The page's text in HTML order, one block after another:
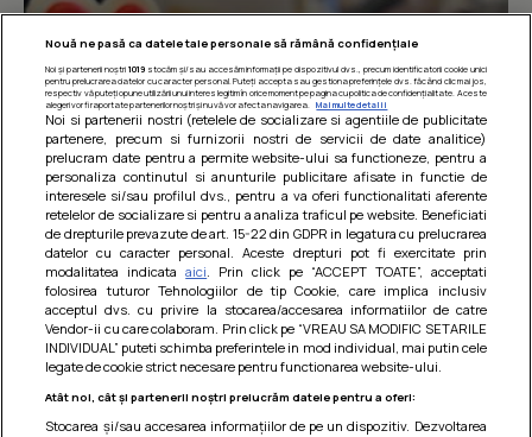
Barcute din vinete cu arpagic rosu
Un deliciu usor de preparat!
Nouă ne pasă ca datele tale personale să rămână confidențiale
Noi și partenerii noștri 1019stocăm și/sau accesăm informații pe dispozitivul dvs., precum identificatorii cookie unici
pentru prelucrarea datelor cu caracter personal. Puteți accepta sau gestiona preferințele dvs. făcând clic mai jos,
respectiv vă puteți opune utilizării unui interes legitim în orice moment pe pagina cu politica de confidențialitate. Aceste
alegeri vor fi raportate partenerilor noștri și nu vă vor afecta navigarea.
Mai multe detalii
Noi si partenerii nostri (retelele de socializare si agentiile de publicitate
partenere, precum si furnizorii nostri de servicii de date analitice)
prelucram date pentru a permite website-ului sa functioneze, pentru a
personaliza continutul si anunturile publicitare afisate in functie de
interesele si/sau profilul dvs., pentru a va oferi functionalitati aferente
retelelor de socializare si pentru a analiza traficul pe website. Beneficiati
de drepturile prevazute de art. 15-22 din GDPR in legatura cu prelucrarea
datelor cu caracter personal. Aceste drepturi pot fi exercitate prin
modalitatea indicataaici . Prin click pe “ACCEPT TOATE”, acceptati
folosirea tuturor Tehnologiilor de tip Cookie, care implica inclusiv
acceptul dvs. cu privire la stocarea/accesarea informatiilor de catre
Vendor-ii cu care colaboram. Prin click pe “VREAU SA MODIFIC SETARILE
INDIVIDUAL” puteti schimba preferintele in mod individual, mai putin cele
legate de cookie strict necesare pentru functionarea website-ului.
Atât noi, cât și partenerii noștri prelucrăm datele pentru a oferi:
Stocarea și/sau accesarea informațiilor de pe un dispozitiv. Dezvoltarea